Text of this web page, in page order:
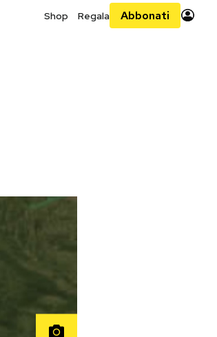
Shop Regala Abbonati